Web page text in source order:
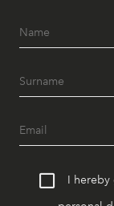
I hereby